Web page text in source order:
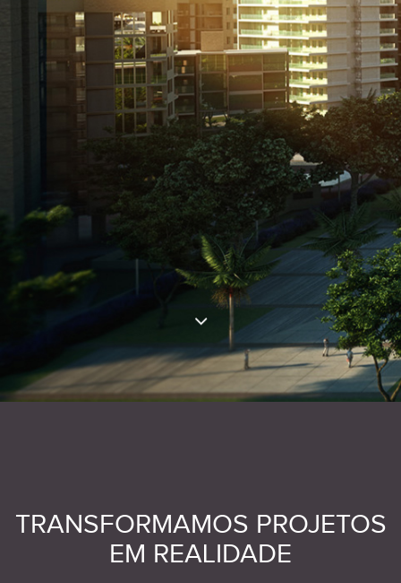
TRANSFORMAMOS PROJETOS
EM REALIDADE